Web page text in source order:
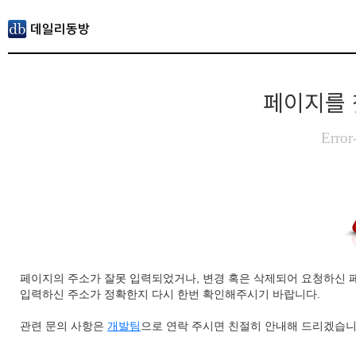
페이지를
페이지의 주소가 잘못 입력되었거나, 변경 혹은 삭제되어 요청하신
입력하신 주소가 정확한지 다시 한번 확인해주시기 바랍니다.
관련 문의 사항은 개발팀 으로 연락 주시면 친절히 안내해 드리겠습